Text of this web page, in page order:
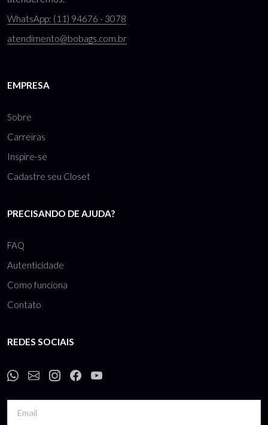
WhatsApp: (11) 94676 - 3078
atendimento@bobags.com.br
EMPRESA
Sobre
Carreiras
Inspire-se
Cadastre seu Closet
PRECISANDO DE AJUDA?
FAQ
Autenticidade
Como funciona
Contato
REDES SOCIAIS